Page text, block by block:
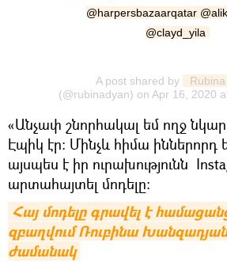
@harpersbazaarqatar
@clayd_yila
A post shared by
(@rubinadyan) on Apr 16, 2020
«Անչափ շնորհակալ եմ ողջ
Էպիկ էր։ Մինչև հիմա իններորդ
այսպես է իր ուրախությունն
արտահայտել մոդելը։
Հայ մոդելը գրավել է
զբաղվում Ռուբինա
ժամանակ